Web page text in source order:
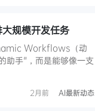
规模开发任务
Workflows（动
助手"，而是能够像一支
2月前 AI最新动态